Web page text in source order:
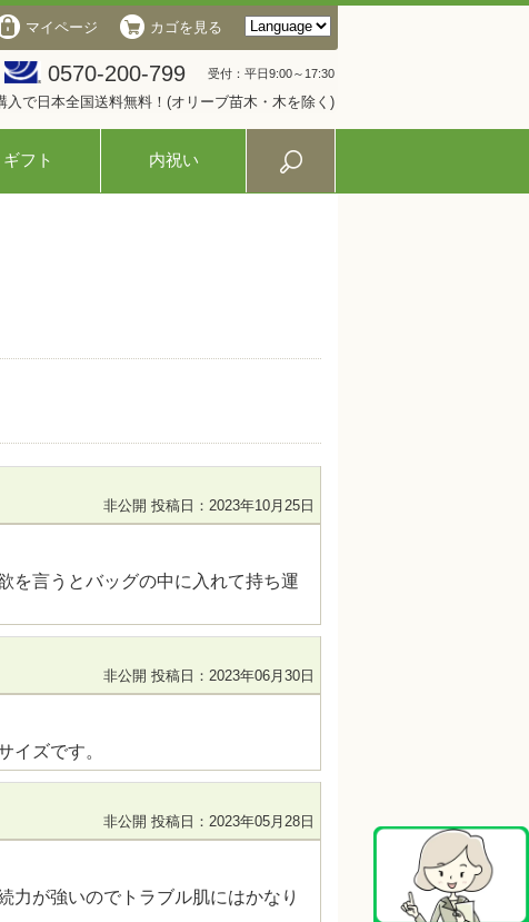
マイページ カゴを見る
0570-200-799 受付：平日9:00～17:30
入で日本全国送料無料！(オリーブ苗木・木を除く)
ギフト 内祝い
非公開 投稿日：2023年10月25日
を言うとバッグの中に入れて持ち運
非公開 投稿日：2023年06月30日
イズです。
非公開 投稿日：2023年05月28日
力が強いのでトラブル肌にはかなり